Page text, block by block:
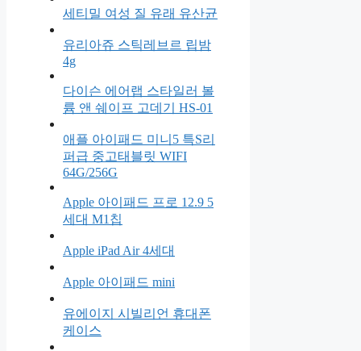
세티밀 여성 질 유래 유산균
유리아쥬 스틱레브르 립밤
4g
다이슨 에어랩 스타일러 볼
륨 앤 쉐이프 고데기 HS-01
애플 아이패드 미니5 특S리
퍼급 중고태블릿 WIFI
64G/256G
Apple 아이패드 프로 12.9 5
세대 M1칩
Apple iPad Air 4세대
Apple 아이패드 mini
유에이지 시빌리언 휴대폰
케이스